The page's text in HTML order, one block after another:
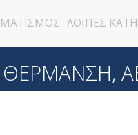
ΛΟΙΠΕΣ
ΘΕΡΜΑΝΣΗ,